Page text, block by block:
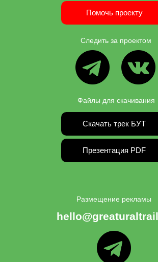
ТГ ВК
Следить за проектом
Презентация PDF
Скачать трек БУТ
Файлы для скачивания
Помочь проекту
Размещение рекламы